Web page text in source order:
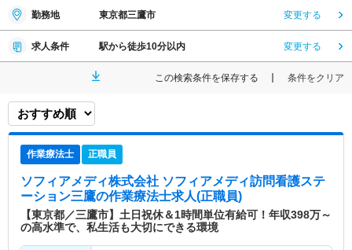
勤務地 東京都三鷹市 変更する
求人条件 駅から徒歩10分以内 変更する
この検索条件を保存する 条件をクリア
作業療法士 正職員
ソフィアメディ株式会社 ソフィアメディ訪問看護ステ
ーション三鷹の作業療法士求人(正職員)
【東京都／三鷹市】土日祝休＆1時間単位有給可！年収398万～
の高水準で、私生活も大切にできる環境